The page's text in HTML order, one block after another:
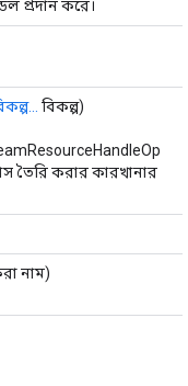
প্রদান করে।
বিকল্প)
তৈরি করার কারখানার
নাম)